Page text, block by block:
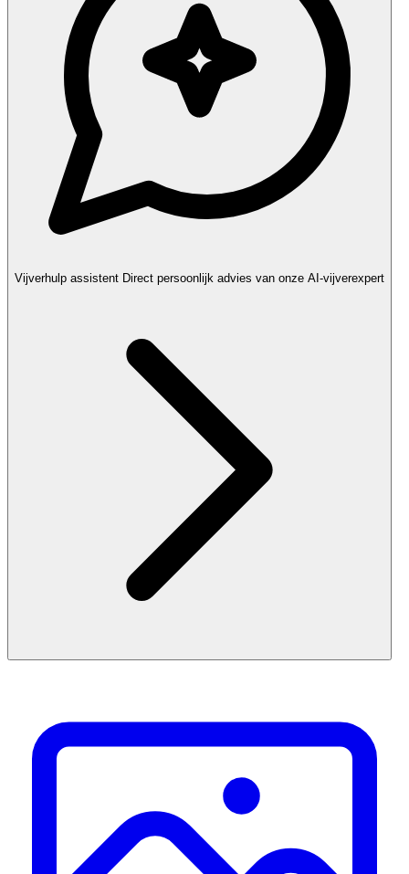
Vijverhulp assistent Direct persoonlijk advies van onze AI-vijverexpert